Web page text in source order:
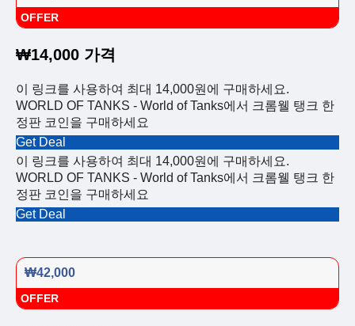
OFFER
₩14,000 가격
이 링크를 사용하여 최대 14,000원에 구매하세요.
WORLD OF TANKS - World of Tanks에서 크롬웰 탱크 한
정판 코인을 구매하세요
Get Deal
이 링크를 사용하여 최대 14,000원에 구매하세요.
WORLD OF TANKS - World of Tanks에서 크롬웰 탱크 한
정판 코인을 구매하세요
Get Deal
₩42,000
OFFER